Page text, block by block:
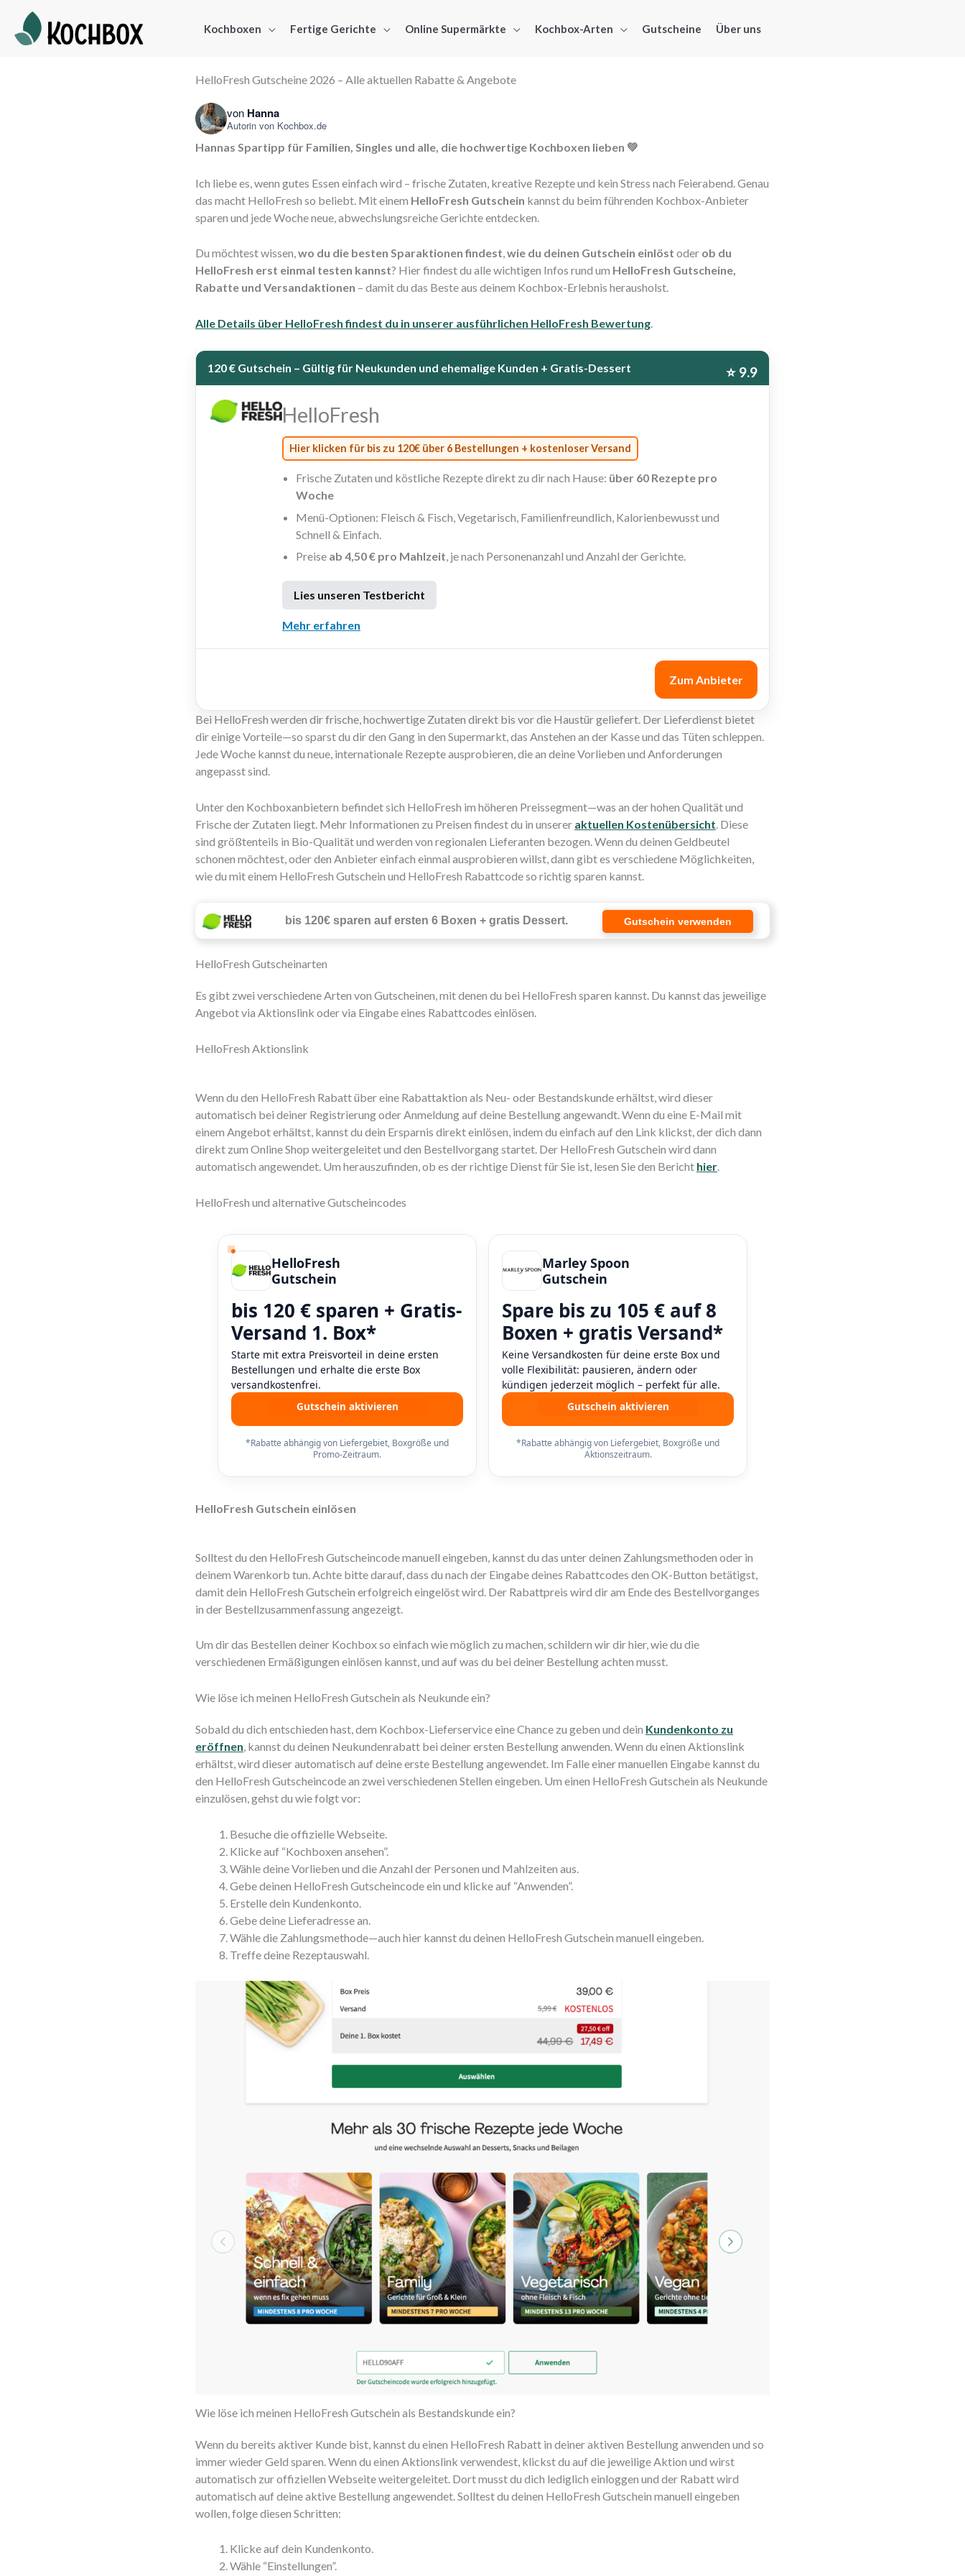
Kochboxen Fertige Gerichte Online Supermärkte Kochbox-Arten Gutscheine Über uns
HelloFresh Gutscheine 2026 – Alle aktuellen Rabatte & Angebote
von Hanna
Autorin von Kochbox.de
Hannas Spartipp für Familien, Singles und alle, die hochwertige Kochboxen lieben 💚
Ich liebe es, wenn gutes Essen einfach wird – frische Zutaten, kreative Rezepte und kein Stress nach Feierabend. Genau
das macht HelloFresh so beliebt. Mit einem HelloFresh Gutschein kannst du beim führenden Kochbox-Anbieter
sparen und jede Woche neue, abwechslungsreiche Gerichte entdecken.
Du möchtest wissen,wo du die besten Sparaktionen findest,wie du deinen Gutschein einlöst oder ob du
HelloFresh erst einmal testen kannst? Hier findest du alle wichtigen Infos rund um HelloFresh Gutscheine,
Rabatte und Versandaktionen – damit du das Beste aus deinem Kochbox-Erlebnis herausholst.
Alle Details über HelloFresh findest du in unserer ausführlichen HelloFresh Bewertung.
120 € Gutschein – Gültig für Neukunden und ehemalige Kunden + Gratis-Dessert
HelloFresh
Hier klicken für bis zu 120€ über 6 Bestellungen + kostenloser Versand
Frische Zutaten und köstliche Rezepte direkt zu dir nach Hause: über 60 Rezepte pro
Woche
Menü-Optionen: Fleisch & Fisch, Vegetarisch, Familienfreundlich, Kalorienbewusst und
Schnell & Einfach.
Preise ab 4,50 € pro Mahlzeit, je nach Personenanzahl und Anzahl der Gerichte.
Lies unseren Testbericht
Mehr erfahren
⭐ 9.9
Zum Anbieter
Bei HelloFresh werden dir frische, hochwertige Zutaten direkt bis vor die Haustür geliefert. Der Lieferdienst bietet
dir einige Vorteile—so sparst du dir den Gang in den Supermarkt, das Anstehen an der Kasse und das Tüten schleppen.
Jede Woche kannst du neue, internationale Rezepte ausprobieren, die an deine Vorlieben und Anforderungen
angepasst sind.
Unter den Kochboxanbietern befindet sich HelloFresh im höheren Preissegment—was an der hohen Qualität und
Frische der Zutaten liegt. Mehr Informationen zu Preisen findest du in unserer aktuellen Kostenübersicht . Diese
sind größtenteils in Bio-Qualität und werden von regionalen Lieferanten bezogen. Wenn du deinen Geldbeutel
schonen möchtest, oder den Anbieter einfach einmal ausprobieren willst, dann gibt es verschiedene Möglichkeiten,
wie du mit einem HelloFresh Gutschein und HelloFresh Rabattcode so richtig sparen kannst.
bis 120€ sparen auf ersten 6 Boxen + gratis Dessert. Gutschein verwenden
HelloFresh Gutscheinarten
Es gibt zwei verschiedene Arten von Gutscheinen, mit denen du bei HelloFresh sparen kannst. Du kannst das jeweilige
Angebot via Aktionslink oder via Eingabe eines Rabattcodes einlösen.
HelloFresh Aktionslink
Wenn du den HelloFresh Rabatt über eine Rabattaktion als Neu- oder Bestandskunde erhältst, wird dieser
automatisch bei deiner Registrierung oder Anmeldung auf deine Bestellung angewandt. Wenn du eine E-Mail mit
einem Angebot erhältst, kannst du dein Ersparnis direkt einlösen, indem du einfach auf den Link klickst, der dich dann
direkt zum Online Shop weitergeleitet und den Bestellvorgang startet. Der HelloFresh Gutschein wird dann
automatisch angewendet. Um herauszufinden, ob es der richtige Dienst für Sie ist, lesen Sie den Bericht hier.
HelloFresh und alternative Gutscheincodes
HelloFresh
Gutschein
bis 120 € sparen + Gratis-
Versand 1. Box*
Starte mit extra Preisvorteil in deine ersten
Bestellungen und erhalte die erste Box
versandkostenfrei.
Gutschein aktivieren
*Rabatte abhängig von Liefergebiet, Boxgröße und
Promo-Zeitraum.
Marley Spoon
Gutschein
Spare bis zu 105 € auf 8
Boxen + gratis Versand*
Keine Versandkosten für deine erste Box und
volle Flexibilität: pausieren, ändern oder
kündigen jederzeit möglich – perfekt für alle.
Gutschein aktivieren
*Rabatte abhängig von Liefergebiet, Boxgröße und
Aktionszeitraum.
HelloFresh Gutschein einlösen
Solltest du den HelloFresh Gutscheincode manuell eingeben, kannst du das unter deinen Zahlungsmethoden oder in
deinem Warenkorb tun. Achte bitte darauf, dass du nach der Eingabe deines Rabattcodes den OK-Button betätigst,
damit dein HelloFresh Gutschein erfolgreich eingelöst wird. Der Rabattpreis wird dir am Ende des Bestellvorganges
in der Bestellzusammenfassung angezeigt.
Um dir das Bestellen deiner Kochbox so einfach wie möglich zu machen, schildern wir dir hier, wie du die
verschiedenen Ermäßigungen einlösen kannst, und auf was du bei deiner Bestellung achten musst.
Wie löse ich meinen HelloFresh Gutschein als Neukunde ein?
Sobald du dich entschieden hast, dem Kochbox-Lieferservice eine Chance zu geben und dein Kundenkonto zu
eröffnen, kannst du deinen Neukundenrabatt bei deiner ersten Bestellung anwenden. Wenn du einen Aktionslink
erhältst, wird dieser automatisch auf deine erste Bestellung angewendet. Im Falle einer manuellen Eingabe kannst du
den HelloFresh Gutscheincode an zwei verschiedenen Stellen eingeben. Um einen HelloFresh Gutschein als Neukunde
einzulösen, gehst du wie folgt vor:
Besuche die offizielle Webseite.
Klicke auf “Kochboxen ansehen”.
Wähle deine Vorlieben und die Anzahl der Personen und Mahlzeiten aus.
Gebe deinen HelloFresh Gutscheincode ein und klicke auf “Anwenden”.
Erstelle dein Kundenkonto.
Gebe deine Lieferadresse an.
Wähle die Zahlungsmethode—auch hier kannst du deinen HelloFresh Gutschein manuell eingeben.
Treffe deine Rezeptauswahl.
Wie löse ich meinen HelloFresh Gutschein als Bestandskunde ein?
Wenn du bereits aktiver Kunde bist, kannst du einen HelloFresh Rabatt in deiner aktiven Bestellung anwenden und so
immer wieder Geld sparen. Wenn du einen Aktionslink verwendest, klickst du auf die jeweilige Aktion und wirst
automatisch zur offiziellen Webseite weitergeleitet. Dort musst du dich lediglich einloggen und der Rabatt wird
automatisch auf deine aktive Bestellung angewendet. Solltest du deinen HelloFresh Gutschein manuell eingeben
wollen, folge diesen Schritten:
Klicke auf dein Kundenkonto.
Wähle “Einstellungen”.